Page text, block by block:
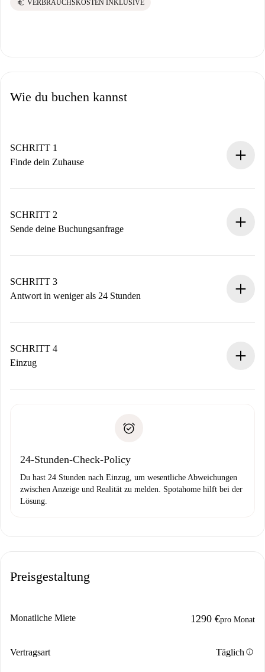
euro VERBRAUCHSKOSTEN INKLUSIVE
Wie du buchen kannst
SCHRITT 1
Finde dein Zuhause
Du erhältst alle notwendigen Informationen im Voraus.
SCHRITT 2
Sende deine Buchungsanfrage
Denk daran, dass wir dich erst belasten, wenn der
Vermieter zustimmt.
SCHRITT 3
Antwort in weniger als 24 Stunden
stellen den Kontakt her.
Wenn der Vermieter ablehnen muss, entstehen keine
SCHRITT 4
Einzug
24-Stunden-Check-Policy
Du hast 24 Stunden nach Einzug, um wesentliche Abweichungen
zwischen Anzeige und Realität zu melden. Spotahome hilft bei der
Lösung.
Preisgestaltung
Monatliche Miete 1290 €pro Monat
Vertragsart Täglichinfo